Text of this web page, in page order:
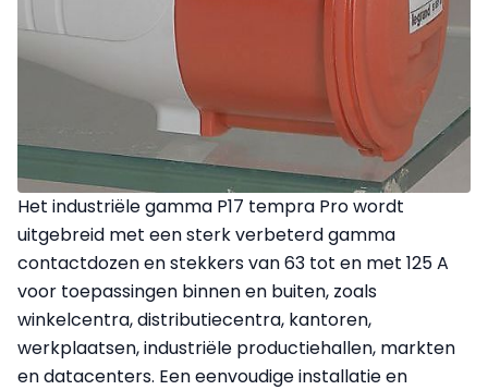
Het industriële gamma P17 tempra Pro wordt
uitgebreid met een sterk verbeterd gamma
contactdozen en stekkers van 63 tot en met 125 A
voor toepassingen binnen en buiten, zoals
winkelcentra, distributiecentra, kantoren,
werkplaatsen, industriële productiehallen, markten
en datacenters. Een eenvoudige installatie en